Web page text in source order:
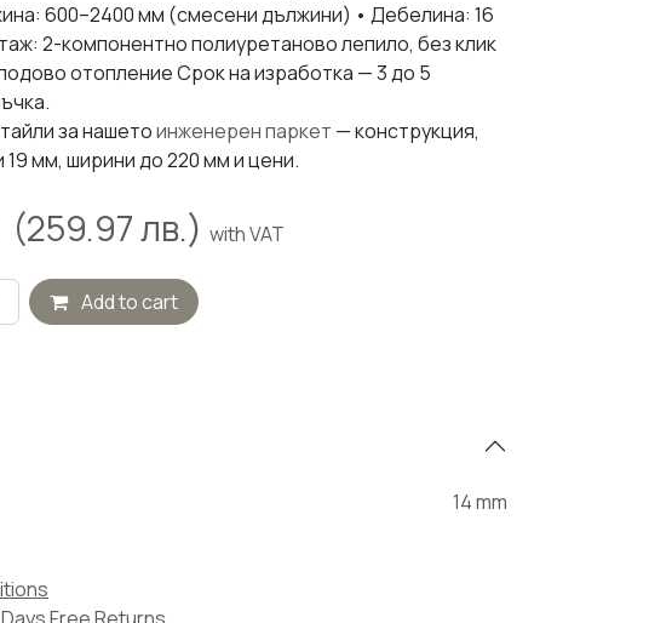
600–2400 мм (смесени дължини) • Дебелина: 16
2-компонентно полиуретаново лепило, без клик
отопление Срок на изработка — 3 до 5
за нашетоинженерен паркет — конструкция,
19 мм, ширини до 220 мм и цени.
(259.97лв.) with VAT
Add to cart
14 mm